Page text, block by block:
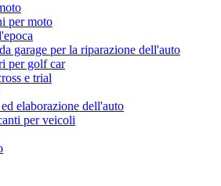
per moto
garage per la riparazione dell'auto
per golf car
e trial
elaborazione dell'auto
per veicoli